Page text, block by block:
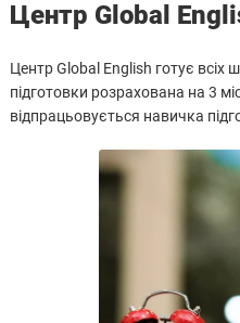
ЗНО/ДПА
Онлайн тести
Новини
Контакти
Центр Global
Центр Global English готує
підготовки розрахована на 3
відпрацьовується навичка